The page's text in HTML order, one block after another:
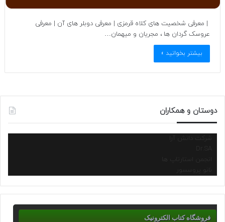
| معرفی شخصیت های کلاه قرمزی | معرفی دوبلر های آن | معرفی
عروسک گردان ها ، مجریان و میهمان…
بیشتر بخوانید »
دوستان و همکاران
شرکت دانش آرا
انجمن استارتاپ ها
نانو پروسسور
فروشگاه کتاب الکترونیک